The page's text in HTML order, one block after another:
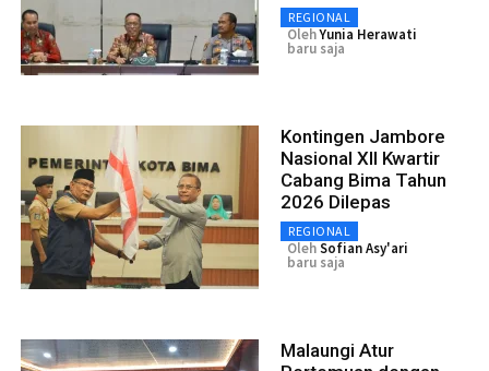
REGIONAL
OlehYunia Herawati
baru saja
Kontingen Jambore
Nasional XII Kwartir
Cabang Bima Tahun
2026 Dilepas
REGIONAL
OlehSofian Asy'ari
baru saja
Malaungi Atur